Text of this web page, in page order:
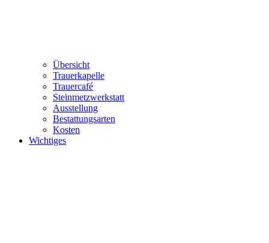
Übersicht
Trauerkapelle
Trauercafé
Steinmetzwerkstatt
Ausstellung
Bestattungsarten
Kosten
Wichtiges